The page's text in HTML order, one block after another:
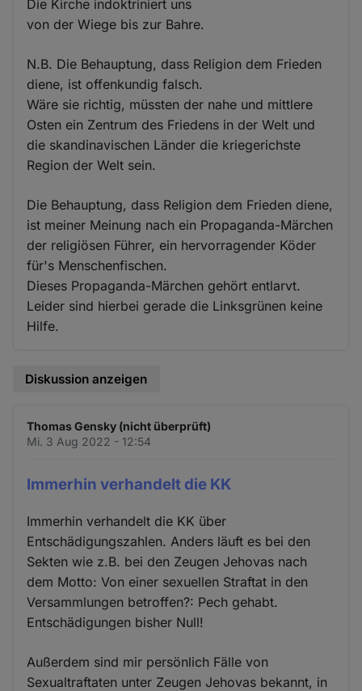
Die Kirche indoktriniert uns
von der Wiege bis zur Bahre.
N.B. Die Behauptung, dass Religion dem Frieden
diene, ist offenkundig falsch.
Wäre sie richtig, müssten der nahe und mittlere
Osten ein Zentrum des Friedens in der Welt und
die skandinavischen Länder die kriegerichste
Region der Welt sein.
Die Behauptung, dass Religion dem Frieden diene,
ist meiner Meinung nach ein Propaganda-Märchen
der religiösen Führer, ein hervorragender Köder
für's Menschenfischen.
Dieses Propaganda-Märchen gehört entlarvt.
Leider sind hierbei gerade die Linksgrünen keine
Hilfe.
Diskussion anzeigen
Thomas Gensky (nicht überprüft)
Mi. 3 Aug 2022 - 12:54
Immerhin verhandelt die KK
Immerhin verhandelt die KK über
Entschädigungszahlen. Anders läuft es bei den
Sekten wie z.B. bei den Zeugen Jehovas nach
dem Motto: Von einer sexuellen Straftat in den
Versammlungen betroffen?: Pech gehabt.
Entschädigungen bisher Null!
Außerdem sind mir persönlich Fälle von
Sexualtraftaten unter Zeugen Jehovas bekannt, in